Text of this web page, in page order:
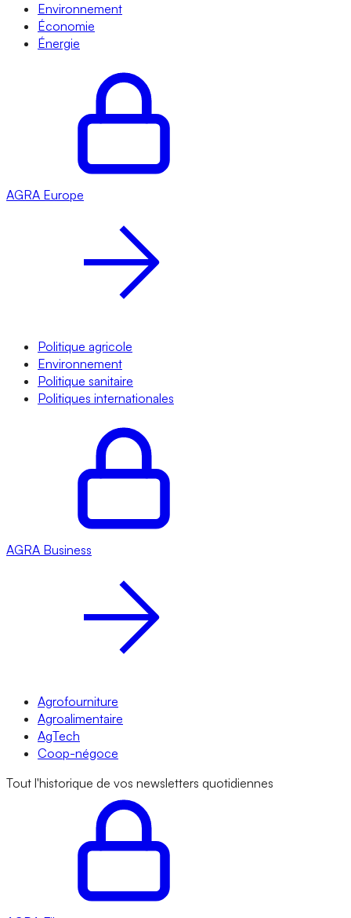
Environnement
Économie
Énergie
AGRA Europe
Politique agricole
Environnement
Politique sanitaire
Politiques internationales
AGRA Business
Agrofourniture
Agroalimentaire
AgTech
Coop-négoce
Tout l'historique de vos newsletters quotidiennes